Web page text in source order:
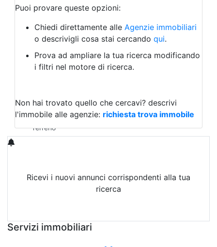
Bar/Ristorante
Albergo
Laboratorio Artigianale
Negozio/locale commerciale
Agriturismo
Magazzini
Qualsiasi
Terreno edificabile
Terreno
Puoi provare queste opzioni:
Chiedi direttamente alle Agenzie immobiliari
o descrivigli cosa stai cercando qui.
Prova ad ampliare la tua ricerca modificando
i filtri nel motore di ricerca.
Non hai trovato quello che cercavi? descrivi
l'immobile alle agenzie: richiesta trova immobile
Ricevi i nuovi annunci corrispondenti alla tua
ricerca
Servizi immobiliari